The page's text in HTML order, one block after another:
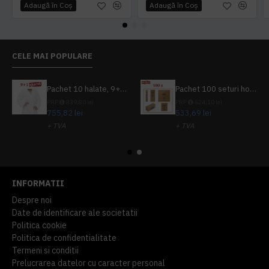
Adaugă în Coş Adaugă în Coş
CELE MAI POPULARE
Pachet 10 halate, 9+1 gratuit
755,82 lei
+ TVA
Pachet 100 seturi hoteliere, set dentar, set barbierit, casca de dus, pila unghii, set cusut
533,69 lei
+ TVA
INFORMATII
Despre noi
Date de identificare ale societatii
Politica cookie
Politica de confidentialitate
Termeni si conditii
Prelucrarea datelor cu caracter personal